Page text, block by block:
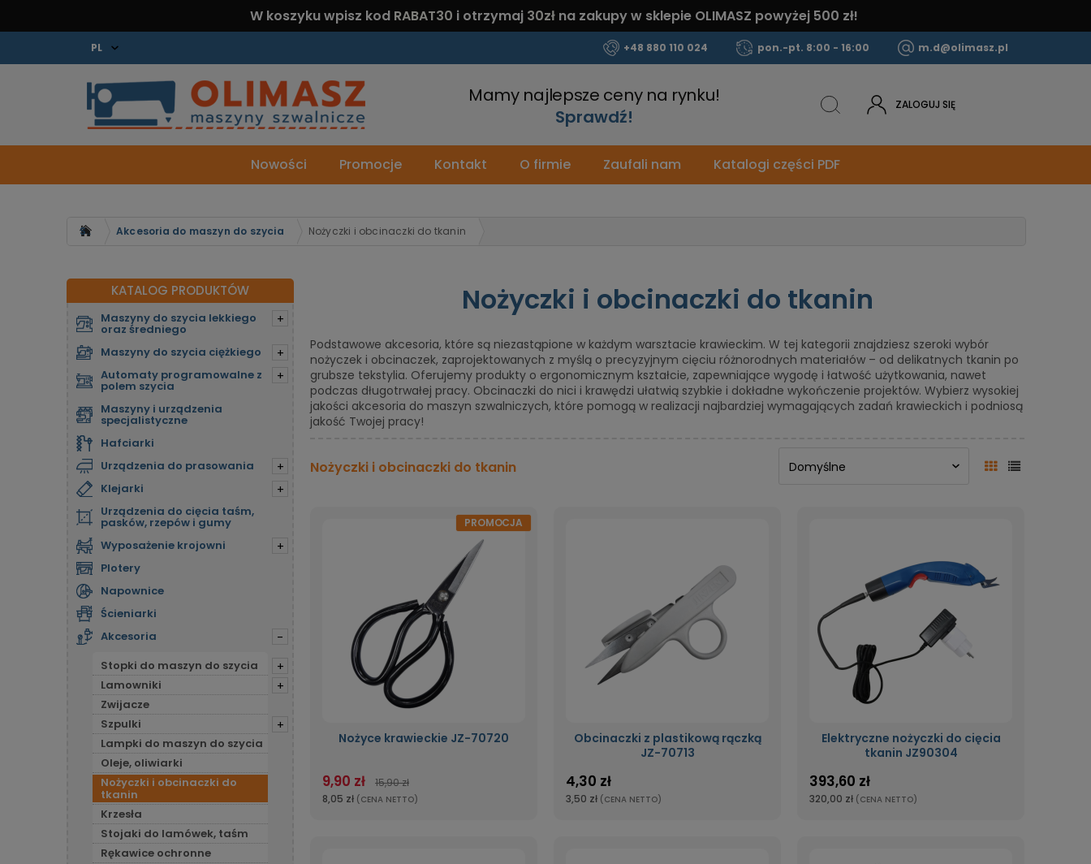
W koszyku wpisz kod RABAT30 i otrzymaj 30złna zakupy w sklepie OLIMASZ powyżej 500 zł!
+48 880 110 024 pon.-pt. 8:00 - 16:00 m.d@olimasz.pl
Mamy najlepsze ceny na rynku!
Sprawdź! ZALOGUJ SIĘ
Nowości Promocje Kontakt O firmie Zaufali nam Katalogi części PDF
Strona główna Akcesoria do maszyn do szycia Nożyczki i obcinaczki do tkanin
KATALOG PRODUKTÓW
+
Maszyny do szycia lekkiego
oraz średniego
+
Maszyny do szycia ciężkiego
+
Automaty programowalne z
polem szycia
Maszyny i urządzenia
specjalistyczne
Hafciarki
+
Urządzenia do prasowania
+
Klejarki
Urządzenia do cięcia taśm,
pasków, rzepów i gumy
+
Wyposażenie krojowni
Plotery
Napownice
Ścieniarki
-
Akcesoria
+
Stopki do maszyn do szycia
+
Lamowniki
Zwijacze
+
Szpulki
Lampki do maszyn do szycia
Oleje, oliwiarki
Nożyczki i obcinaczki do
tkanin
Krzesła
Stojaki do lamówek, taśm
Rękawice ochronne
Nożyczki i obcinaczki do tkanin
Podstawowe akcesoria, które są niezastąpione w każdym warsztacie krawieckim. W tej kategorii znajdziesz szeroki wybór
nożyczek i obcinaczek, zaprojektowanych z myślą o precyzyjnym cięciu różnorodnych materiałów – od delikatnych tkanin po
grubsze tekstylia. Oferujemy produkty o ergonomicznym kształcie, zapewniające wygodę i łatwość użytkowania, nawet
podczas długotrwałej pracy. Obcinaczki do nici i krawędzi ułatwią szybkie i dokładne wykończenie projektów. Wybierz wysokiej
jakości akcesoria do maszyn szwalniczych, które pomogą w realizacji najbardziej wymagających zadań krawieckich i podniosą
jakość Twojej pracy!
Nożyczki i obcinaczki do tkanin
Nożyce krawieckie JZ-70720
9,90 zł
15,90 zł
8,05 zł (CENA NETTO)
PROMOCJA
Obcinaczki z plastikową rączką
JZ-70713
4,30 zł
3,50 zł (CENA NETTO)
Elektryczne nożyczki do cięcia
tkanin JZ90304
393,60 zł
320,00 zł (CENA NETTO)